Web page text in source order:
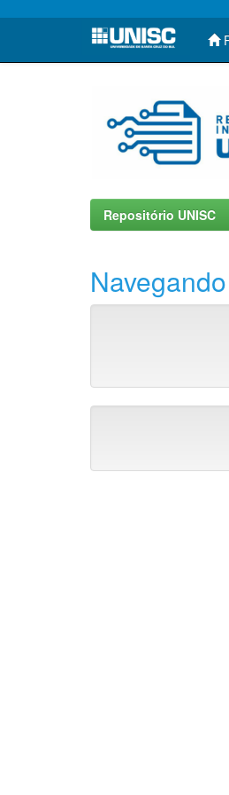
Skip
Repositório UNISC